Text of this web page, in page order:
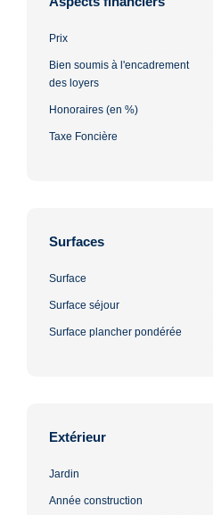
Prix
Bien soumis à l'encadrement
des loyers
Honoraires (en %)
Taxe Foncière
Surfaces
Surface
Surface séjour
Surface plancher pondérée
Extérieur
Jardin
Année construction